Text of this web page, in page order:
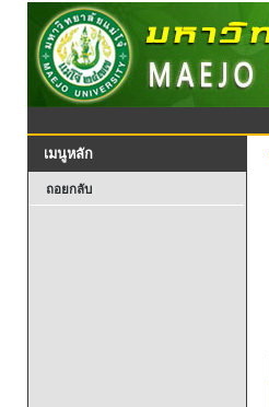
เมนูหลัก
ถอยกลับ